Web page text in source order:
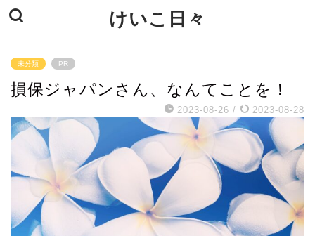
けいこ日々
未分類 PR
損保ジャパンさん、なんてことを！
2023-08-26 / 2023-08-28